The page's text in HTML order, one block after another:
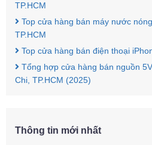
TP.HCM
Top cửa hàng bán máy nước
TP.HCM
Top cửa hàng bán điện thoại
Tổng hợp cửa hàng bán nguồn
Chi, TP.HCM (2025)
Thông tin mới nhất